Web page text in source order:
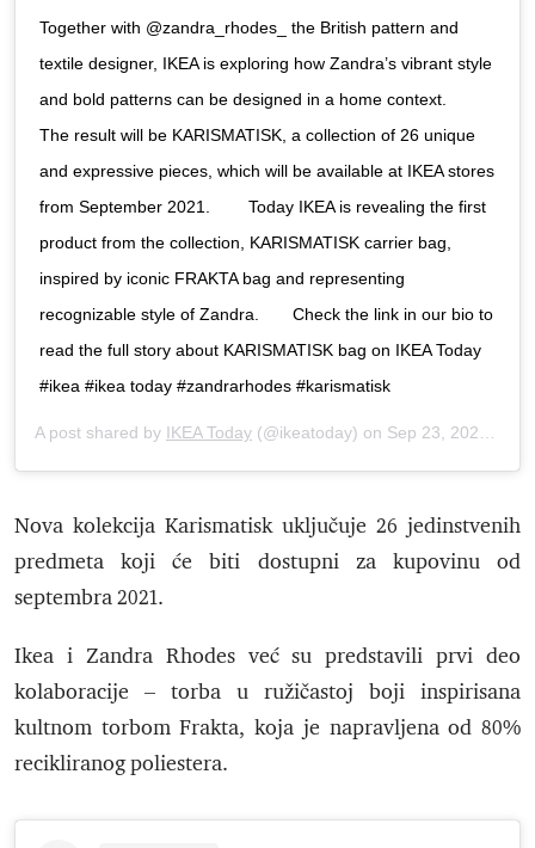
Together with @zandra_rhodes_ the British pattern and
textile designer, IKEA is exploring how Zandra’s vibrant style
and bold patterns can be designed in a home context.⠀ ⠀
The result will be KARISMATISK, a collection of 26 unique
and expressive pieces, which will be available at IKEA stores
from September 2021. ⠀ ⠀ Today IKEA is revealing the first
product from the collection, KARISMATISK carrier bag,
inspired by iconic FRAKTA bag and representing
recognizable style of Zandra.⠀ ⠀ Check the link in our bio to
read the full story about KARISMATISK bag on IKEA Today
#ikea #ikea today #zandrarhodes #karismatisk
A post shared by IKEA Today (@ikeatoday) on Sep 23, 2020 at 3:17am PDT
Nova kolekcija Karismatisk uključuje 26 jedinstvenih
predmeta koji će biti dostupni za kupovinu od
septembra 2021.
Ikea i Zandra Rhodes već su predstavili prvi deo
kolaboracije – torba u ružičastoj boji inspirisana
kultnom torbom Frakta, koja je napravljena od 80%
recikliranog poliestera.